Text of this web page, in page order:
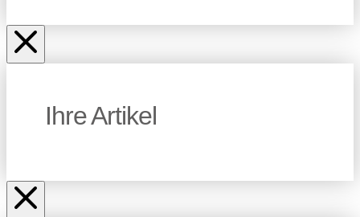
Ihre Artikel